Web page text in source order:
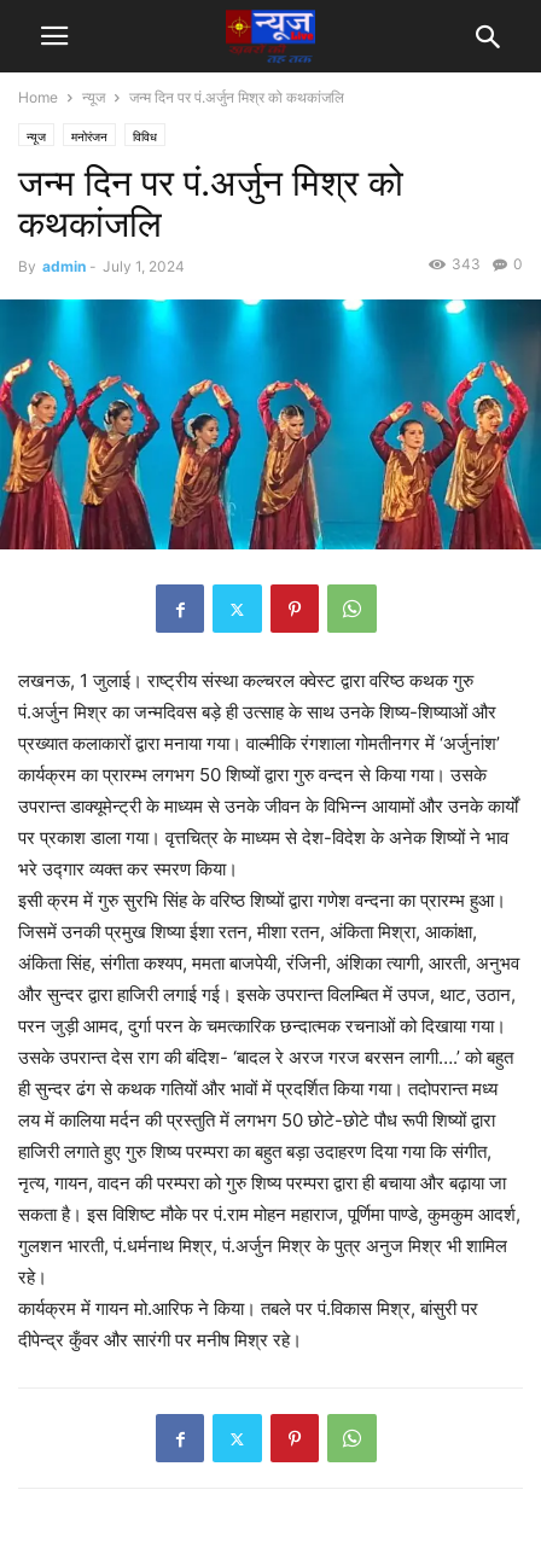
Home न्यूज जन्म दिन पर पं.अर्जुन मिश्र को कथकांजलि
न्यूज मनोरंजन विविध
जन्म दिन पर पं.अर्जुन मिश्र को
कथकांजलि
By admin - July 1, 2024 0
343
लखनऊ, 1 जुलाई। राष्ट्रीय संस्था कल्चरल क्वेस्ट द्वारा वरिष्ठ कथक गुरु
पं.अर्जुन मिश्र का जन्मदिवस बड़े ही उत्साह के साथ उनके शिष्य-शिष्याओं और
प्रख्यात कलाकारों द्वारा मनाया गया। वाल्मीकि रंगशाला गोमतीनगर में ‘अर्जुनांश’
कार्यक्रम का प्रारम्भ लगभग 50 शिष्यों द्वारा गुरु वन्दन से किया गया। उसके
उपरान्त डाक्यूमेन्ट्री के माध्यम से उनके जीवन के विभिन्न आयामों और उनके कार्यों
पर प्रकाश डाला गया। वृत्तचित्र के माध्यम से देश-विदेश के अनेक शिष्यों ने भाव
भरे उद्गार व्यक्त कर स्मरण किया।
इसी क्रम में गुरु सुरभि सिंह के वरिष्ठ शिष्यों द्वारा गणेश वन्दना का प्रारम्भ हुआ।
जिसमें उनकी प्रमुख शिष्या ईशा रतन, मीशा रतन, अंकिता मिश्रा, आकांक्षा,
अंकिता सिंह, संगीता कश्यप, ममता बाजपेयी, रंजिनी, अंशिका त्यागी, आरती, अनुभव
और सुन्दर द्वारा हाजिरी लगाई गई। इसके उपरान्त विलम्बित में उपज, थाट, उठान,
परन जुड़ी आमद, दुर्गा परन के चमत्कारिक छन्दात्मक रचनाओं को दिखाया गया।
उसके उपरान्त देस राग की बंदिश- ‘बादल रे अरज गरज बरसन लागी….’ को बहुत
ही सुन्दर ढंग से कथक गतियों और भावों में प्रदर्शित किया गया। तदोपरान्त मध्य
लय में कालिया मर्दन की प्रस्तुति में लगभग 50 छोटे-छोटे पौध रूपी शिष्यों द्वारा
हाजिरी लगाते हुए गुरु शिष्य परम्परा का बहुत बड़ा उदाहरण दिया गया कि संगीत,
नृत्य, गायन, वादन की परम्परा को गुरु शिष्य परम्परा द्वारा ही बचाया और बढ़ाया जा
सकता है। इस विशिष्ट मौके पर पं.राम मोहन महाराज, पूर्णिमा पाण्डे, कुमकुम आदर्श,
गुलशन भारती, पं.धर्मनाथ मिश्र, पं.अर्जुन मिश्र के पुत्र अनुज मिश्र भी शामिल
रहे।
कार्यक्रम में गायन मो.आरिफ ने किया। तबले पर पं.विकास मिश्र, बांसुरी पर
दीपेन्द्र कुँवर और सारंगी पर मनीष मिश्र रहे।